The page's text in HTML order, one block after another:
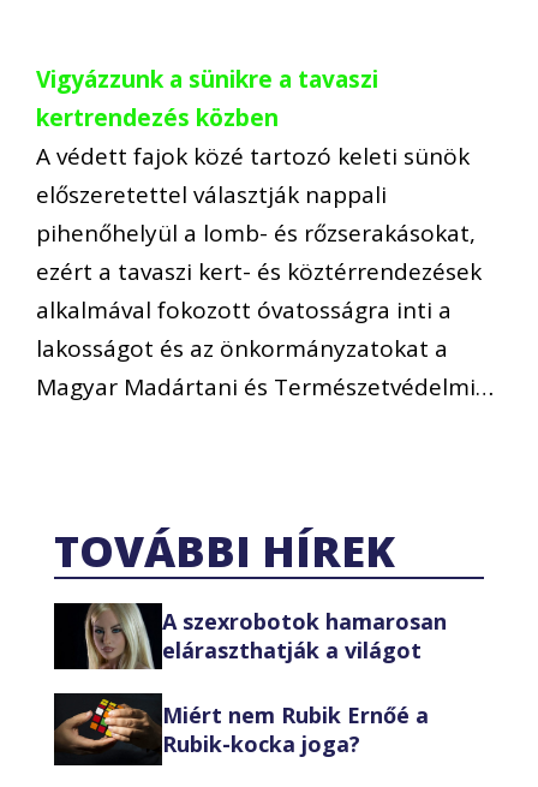
Vigyázzunk a sünikre a tavaszi
kertrendezés közben
A védett fajok közé tartozó keleti sünök
előszeretettel választják nappali
pihenőhelyül a lomb- és rőzserakásokat,
ezért a tavaszi kert- és köztérrendezések
alkalmával fokozott óvatosságra inti a
lakosságot és az önkormányzatokat a
Magyar Madártani és Természetvédelmi…
TOVÁBBI HÍREK
A szexrobotok hamarosan
eláraszthatják a világot
Miért nem Rubik Ernőé a
Rubik-kocka joga?